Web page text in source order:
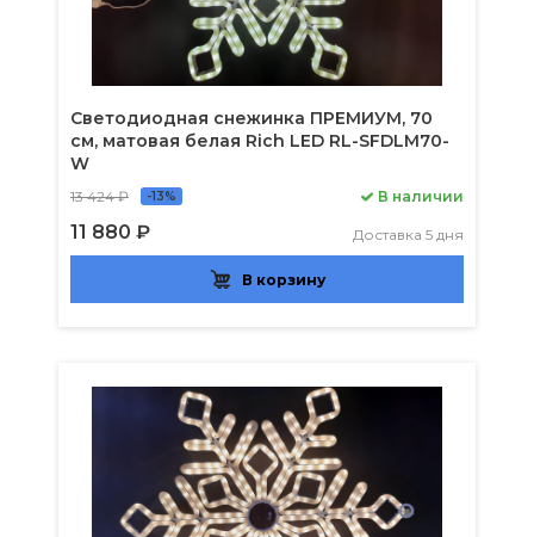
Светодиодная снежинка ПРЕМИУМ, 70
см, матовая белая Rich LED RL-SFDLM70-
W
13 424 ₽ -13%
11 880 ₽
В наличии
Доставка 5 дня
В корзину